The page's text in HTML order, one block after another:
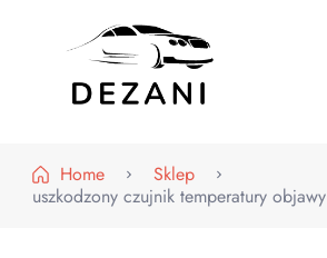
Home
Sklep
uszkodzony czujnik temperatury objawy